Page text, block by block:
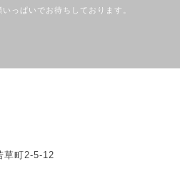
っぱいでお待ちしております。
町2-5-12